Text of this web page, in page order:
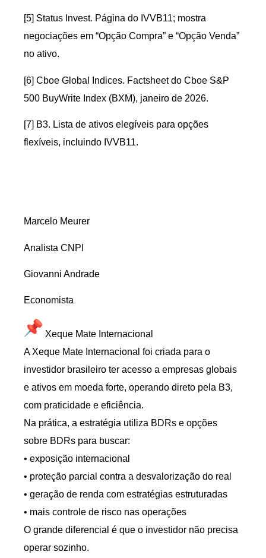
[5] Status Invest. Página do IVVB11; mostra
negociações em “Opção Compra” e “Opção Venda”
no ativo.
[6] Cboe Global Indices. Factsheet do Cboe S&P
500 BuyWrite Index (BXM), janeiro de 2026.
[7] B3. Lista de ativos elegíveis para opções
flexíveis, incluindo IVVB11.
Marcelo Meurer
Analista CNPI
Giovanni Andrade
Economista
Xeque Mate Internacional
A Xeque Mate Internacional foi criada para o
investidor brasileiro ter acesso a empresas globais
e ativos em moeda forte, operando direto pela B3,
com praticidade e eficiência.
Na prática, a estratégia utiliza BDRs e opções
sobre BDRs para buscar:
• exposição internacional
• proteção parcial contra a desvalorização do real
• geração de renda com estratégias estruturadas
• mais controle de risco nas operações
O grande diferencial é que o investidor não precisa
operar sozinho.